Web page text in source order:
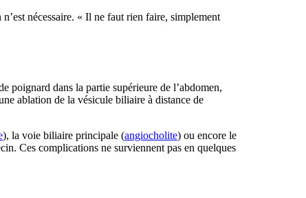
nécessaire. « Il ne faut rien faire, simplement
poignard dans la partie supérieure de l’abdomen,
ablation de la vésicule biliaire à distance de
), la voie biliaire principale (angiocholite) ou encore le
Ces complications ne surviennent pas en quelques